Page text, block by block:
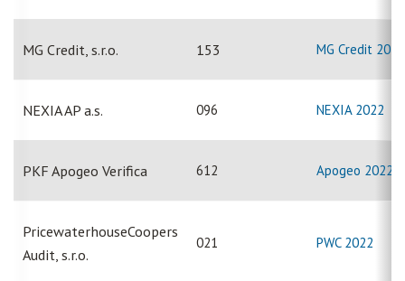
MG Credit, s.r.o. 153 MG Credit 2022
NEXIA AP a.s. 096 NEXIA 2022
PKF Apogeo Verifica 612 Apogeo 2022
PricewaterhouseCoopers
Audit, s.r.o.
021 PWC 2022